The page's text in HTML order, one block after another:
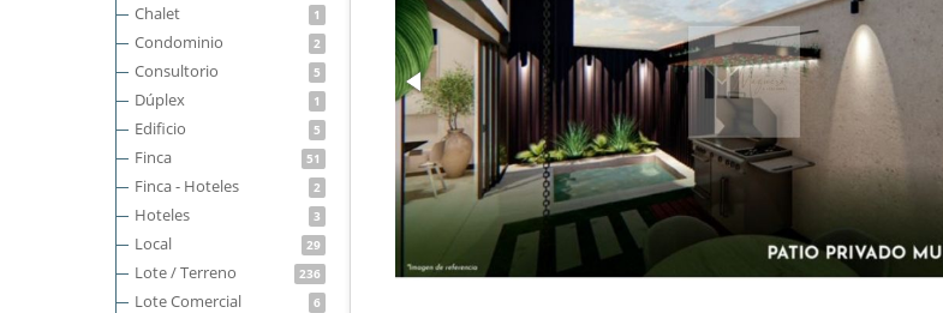
Chalet 1
Condominio 2
Consultorio 5
Dúplex 1
Edificio 5
Finca 51
Finca - Hoteles 2
Hoteles 3
Local 29
Lote / Terreno 236
Lote Comercial 6